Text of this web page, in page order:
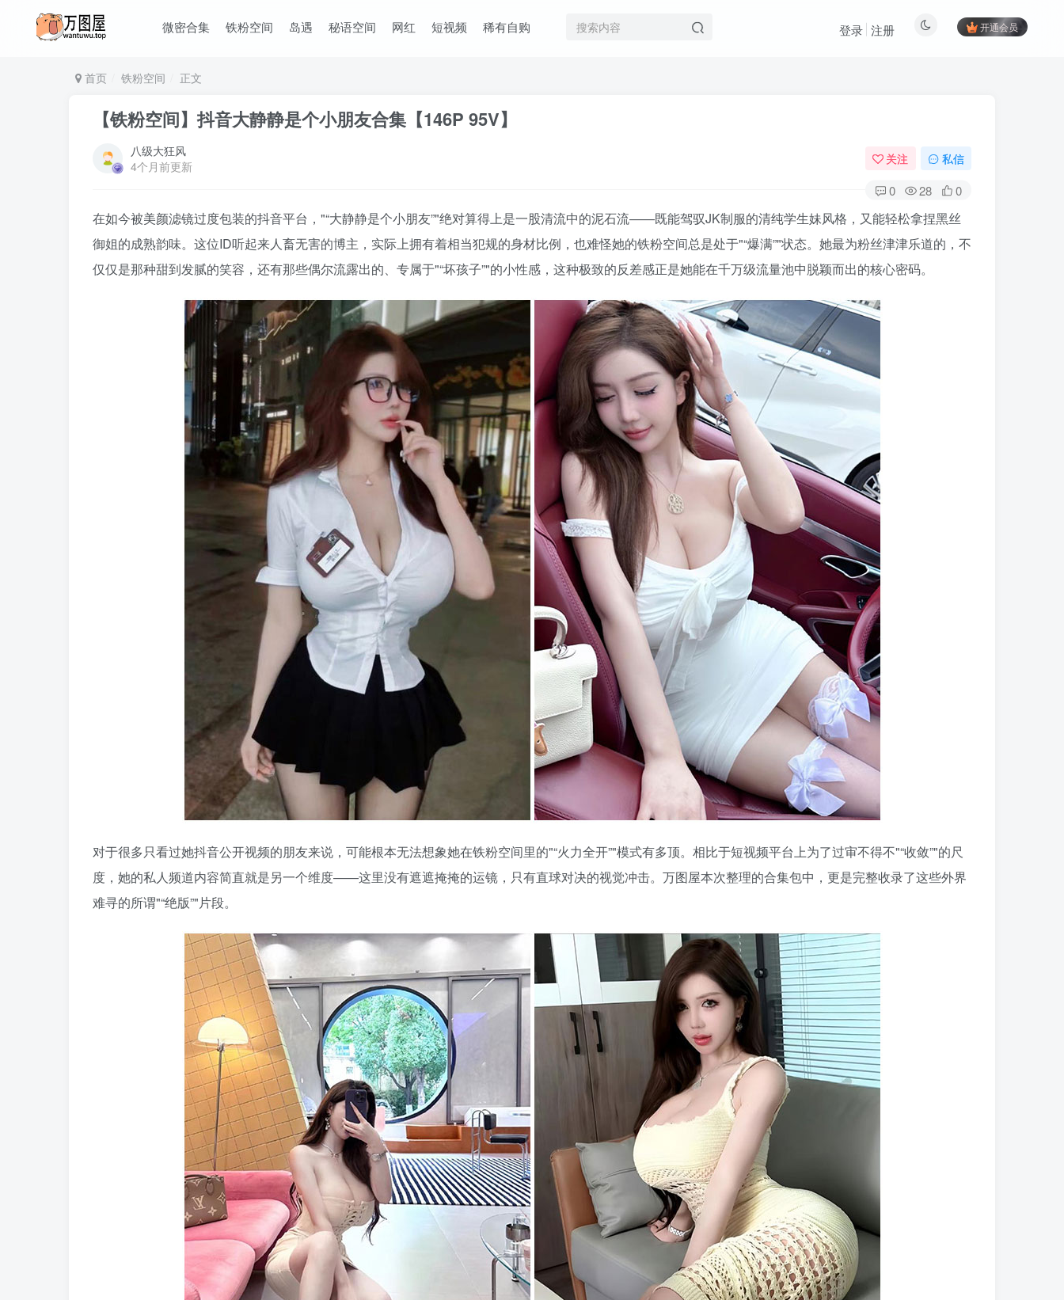
微密合集 铁粉空间 岛遇 秘语空间 网红 短视频 稀有自购 开通会员
登录 注册
首页 铁粉空间 正文
【铁粉空间】抖音大静静是个小朋友合集【146P 95V】
八级大狂风
4个月前更新
关注 私信
0 28 0
在如今被美颜滤镜过度包装的抖音平台， “大静静是个小朋友” 绝对算得上是一股清流中的泥石流——既能驾驭JK制服的清纯学生妹风格，又能轻松拿捏黑丝
御姐的成熟韵味。这位ID听起来人畜无害的博主，实际上拥有着相当犯规的身材比例，也难怪她的铁粉空间总是处于 “爆满” 状态。她最为粉丝津津乐道的，不
仅仅是那种甜到发腻的笑容，还有那些偶尔流露出的、专属于 “坏孩子” 的小性感，这种极致的反差感正是她能在千万级流量池中脱颖而出的核心密码。
对于很多只看过她抖音公开视频的朋友来说，可能根本无法想象她在铁粉空间里的 “火力全开” 模式有多顶。相比于短视频平台上为了过审不得不 “收敛” 的尺
度，她的私人频道内容简直就是另一个维度——这里没有遮遮掩掩的运镜，只有直球对决的视觉冲击。万图屋本次整理的合集包中，更是完整收录了这些外界
难寻的所谓 “绝版” 片段。